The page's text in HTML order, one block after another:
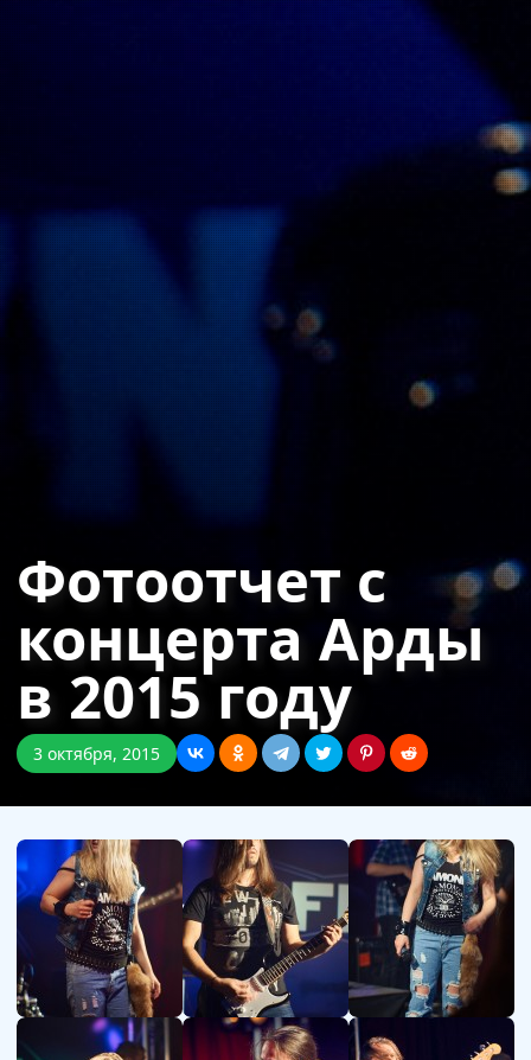
Фотоотчет с
концерта Арды
в 2015 году
3 октября, 2015